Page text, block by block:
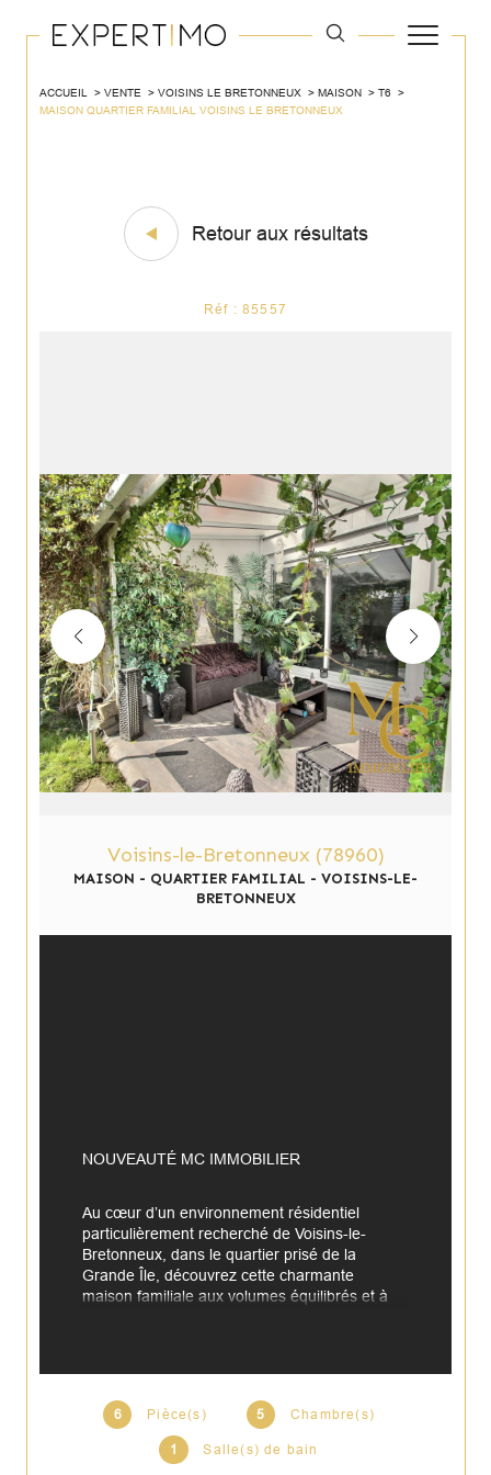
ACCUEIL VENTE VOISINS LE BRETONNEUX MAISON
T6
MAISON QUARTIER FAMILIAL VOISINS LE BRETONNEUX
Retour aux résultats
Réf : 85557
Voisins-le-Bretonneux (78960)
MAISON - QUARTIER FAMILIAL - VOISINS-LE-
BRETONNEUX
6 Pièce(s) 5 Chambre(s)
1 Salle(s) de bain
NOUVEAUTÉ MC IMMOBILIER
Au cœur d’un environnement résidentiel
particulièrement recherché de Voisins-le-
Bretonneux, dans le quartier prisé de la
Grande Île, découvrez cette charmante
maison familiale aux volumes équilibrés et à
espace convivial desservant un WC
indépendant, une cuisine séparée, aménagée
et équipée, idéale pour les amateurs de